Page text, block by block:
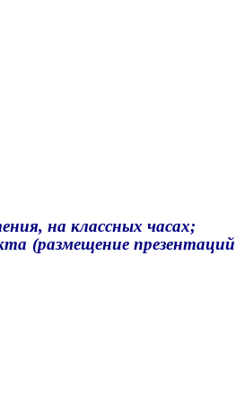
на классных часах;
(размещение презентаций